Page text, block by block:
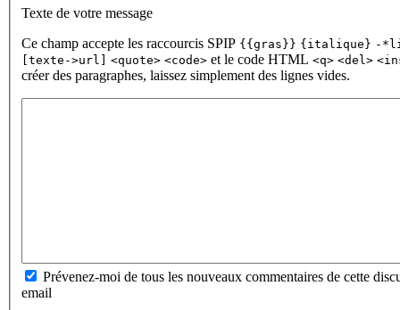
Texte de votre message
Ce champ accepte les raccourcis SPIP {{gras}} {italique} -
[texte->url] <quote> <code> et le code HTML <q> <del>
créer des paragraphes, laissez simplement des lignes vides.
Prévenez-moi de tous les nouveaux commentaires de cette
email